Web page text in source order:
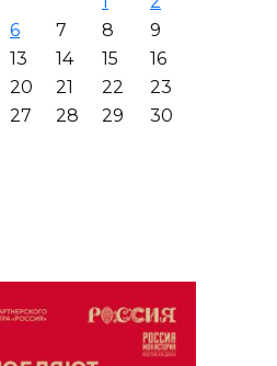
6 7 8
9
13 14 15
16
20 21 22
23
27 28 29
30